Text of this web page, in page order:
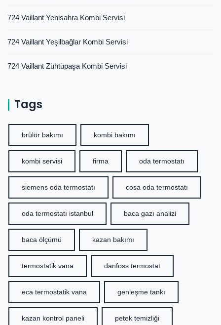
724 Vaillant Yenisahra Kombi Servisi
724 Vaillant Yeşilbağlar Kombi Servisi
724 Vaillant Zühtüpaşa Kombi Servisi
Tags
brülör bakımı kombi bakımı
kombi servisi firma oda termostatı
siemens oda termostatı cosa oda termostatı
oda termostatı istanbul baca gazı analizi
baca ölçümü kazan bakımı
termostatik vana danfoss termostat
eca termostatik vana genleşme tankı
kazan kontrol paneli petek temizliği